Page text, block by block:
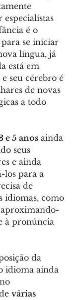
especialistas
é o
se iniciar
língua, já
está em
e seu cérebro é
de novas
a todo
e 5 anos ainda
seus
e ainda
los para a
de
idiomas, como
aproximando-
à pronúncia
da
idioma ainda
várias